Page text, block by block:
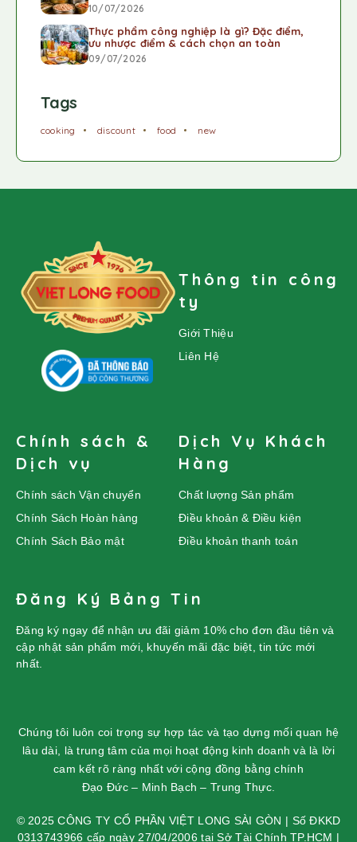
10/07/2026
Thực phẩm công nghiệp là gì? Đặc điểm,
ưu nhược điểm & cách chọn an toàn
09/07/2026
Tags
cooking discount food new
Thông tin công
ty
Giới Thiệu
Liên Hệ
Chính sách &
Dịch vụ
Chính sách Vận chuyển
Chính Sách Hoàn hàng
Chính Sách Bảo mật
Dịch Vụ Khách
Hàng
Chất lượng Sản phẩm
Điều khoản & Điều kiện
Điều khoản thanh toán
Đăng Ký Bảng Tin
Đăng ký ngay để nhận ưu đãi giảm 10% cho đơn đầu tiên và
cập nhật sản phẩm mới, khuyến mãi đặc biệt, tin tức mới
nhất.
Chúng tôi luôn coi trọng sự hợp tác và tạo dựng mối quan hệ
lâu dài, là trung tâm của mọi hoạt động kinh doanh và là lời
cam kết rõ ràng nhất với cộng đồng bằng chính
Đạo Đức – Minh Bạch – Trung Thực.
© 2025 CÔNG TY CỔ PHẦN VIỆT LONG SÀI GÒN | Số ĐKKD
0313743966 cấp ngày 27/04/2006 tại Sở Tài Chính TP.HCM |